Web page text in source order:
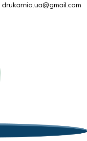
drukarnia.ua@gmail.com